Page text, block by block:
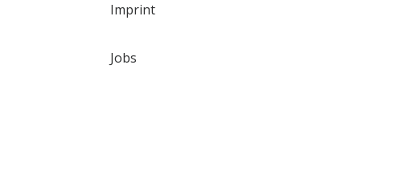
Imprint
Jobs